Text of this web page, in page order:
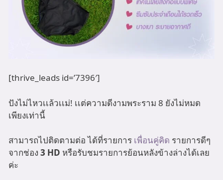
[thrive_leads id=’7396′]
ปังไม่ไหวเเล้วเเม่! เเต่ความดีงามพระราม 8 ยังไม่หมด
เพียงเท่านี้
สามารถไปติดตามต่อ ได้ที่รายการ เพื่อนคู่คิด รายการดีๆ
จากช่อง 3 HD หรือรับชมรายการย้อนหลังข้างล่างได้เลย
ค่ะ